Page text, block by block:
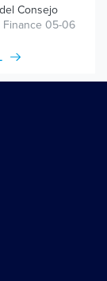
Consejo
Finance 05-06